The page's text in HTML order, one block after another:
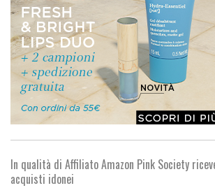
In qualità di Affiliato Amazon Pink Society
acquisti idonei